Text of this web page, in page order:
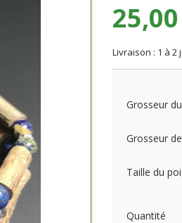
Livraison : 1 à 2
Grosseur
Grosseur
Taille du
Quantité